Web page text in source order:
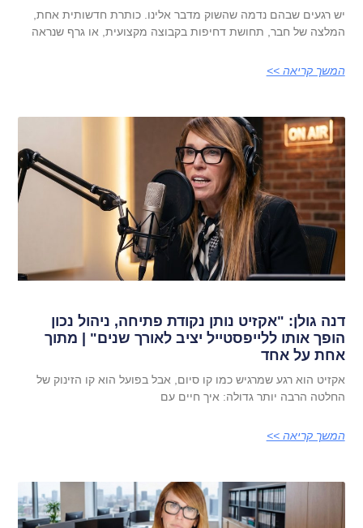
יש רגעים שבהם נדמה שהשוק מדבר אלינו. כותרת חדשותית אחת,
המלצה של חבר, תחושת דחיפות בקבוצה מקצועית, או גרף שנראה
המשך קריאה >>
דנה גולן: "אקזיט נותן נקודת פתיחה, ניהול נכון
הופך אותו ללייפסטייל יציב לאורך שנים" | מתוך
אחת על אחד
אקזיט הוא רגע שמרגיש כמו קו סיום, אבל בפועל הוא קו הזינוק של
החלטה הרבה יותר גדולה: איך חיים עם
המשך קריאה >>